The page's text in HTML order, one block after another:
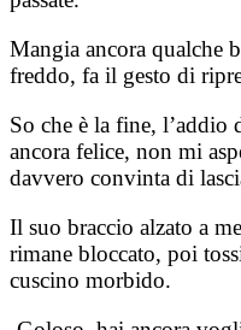
Mangia ancora qualche
freddo, fa il gesto di
So che è la fine,
ancora felice, non mi
davvero convinta di
Il suo braccio alzato a
rimane bloccato, poi
cuscino morbido.